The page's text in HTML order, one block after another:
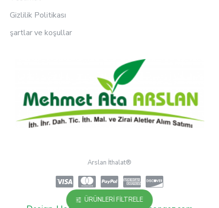
Gizlilik Politikası
şartlar ve koşullar
Arslan İthalat®
ÜRÜNLERI FILTRELE